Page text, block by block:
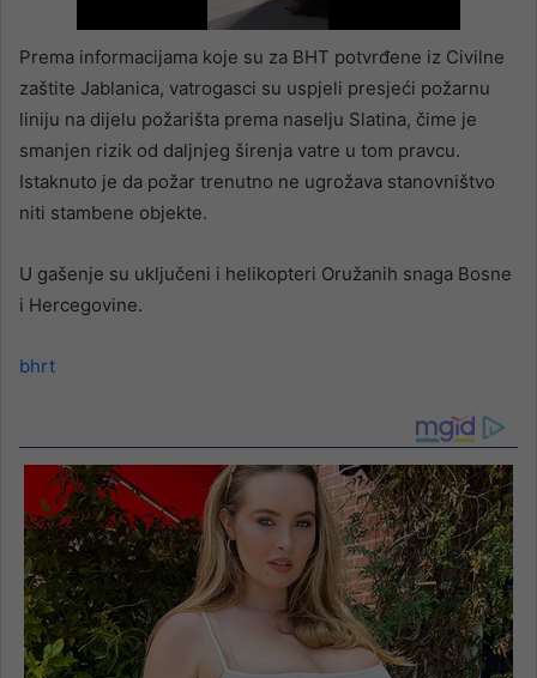
Prema informacijama koje su za BHT potvrđene iz Civilne
zaštite Jablanica, vatrogasci su uspjeli presjeći požarnu
liniju na dijelu požarišta prema naselju Slatina, čime je
smanjen rizik od daljnjeg širenja vatre u tom pravcu.
Istaknuto je da požar trenutno ne ugrožava stanovništvo
niti stambene objekte.
U gašenje su uključeni i helikopteri Oružanih snaga Bosne
i Hercegovine.
bhrt